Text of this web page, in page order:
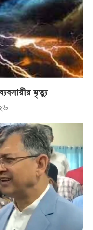
মৃত্যু